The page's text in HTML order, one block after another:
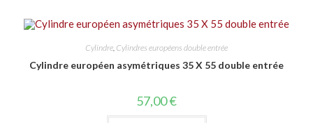
Cylindre Cylindres européens double entrée
Cylindre européen asymétriques 35 X 55 double entrée
57,00€